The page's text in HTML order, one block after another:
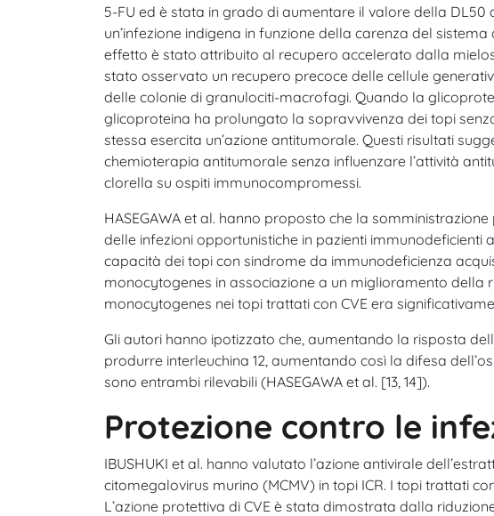
5-FU ed è stata in grado di aumentare il valore della
un’infezione indigena in funzione della carenza del
effetto è stato attribuito al recupero accelerato dalla
stato osservato un recupero precoce delle cellule
delle colonie di granulociti-macrofagi. Quando la
glicoproteina ha prolungato la sopravvivenza dei topi
stessa esercita un’azione antitumorale. Questi risultati
chemioterapia antitumorale senza influenzare l’attività
clorella su ospiti immunocompromessi.
HASEGAWA et al. hanno proposto che la
delle infezioni opportunistiche in pazienti immunodeficienti
capacità dei topi con sindrome da immunodeficienza
monocytogenes in associazione a un miglioramento
monocytogenes nei topi trattati con CVE era
Gli autori hanno ipotizzato che, aumentando la risposta
produrre interleuchina 12, aumentando così la difesa
sono entrambi rilevabili (HASEGAWA et al. [13, 14]).
Protezione contro le
IBUSHUKI et al. hanno valutato l’azione antivirale
citomegalovirus murino (MCMV) in topi ICR. I topi trattati
L’azione protettiva di CVE è stata dimostrata dalla